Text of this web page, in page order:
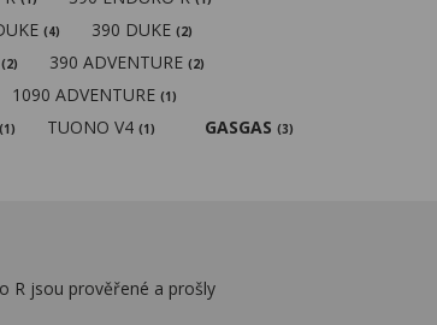
(4) 390 DUKE(2)
(2) 390 ADVENTURE(2)
1090 ADVENTURE(1)
(1) TUONO V4(1) GASGAS (3)
R jsou prověřené a prošly